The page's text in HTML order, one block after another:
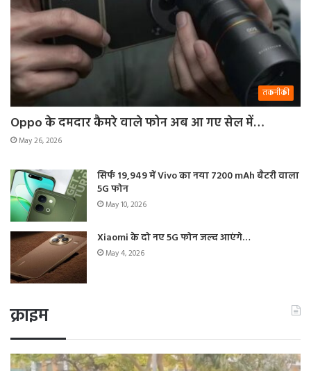
तकनीकी
Oppo के दमदार कैमरे वाले फोन अब आ गए सेल में…
May 26, 2026
सिर्फ 19,949 में Vivo का नया 7200 mAh बैटरी वाला
5G फोन
May 10, 2026
Xiaomi के दो नए 5G फोन जल्द आएंगे…
May 4, 2026
क्राइम